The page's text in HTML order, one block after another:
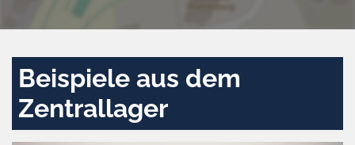
Beispiele aus dem
Zentrallager